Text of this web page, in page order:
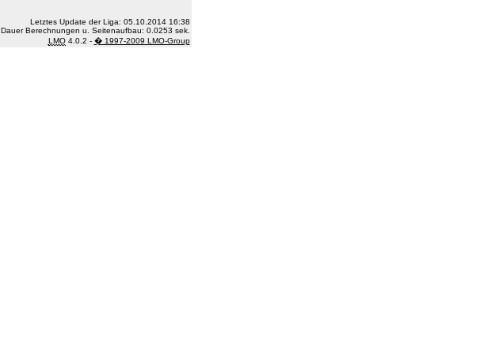
Letztes Update der Liga: 05.10.2014 16:38
Dauer Berechnungen u. Seitenaufbau: 0.0253 sek.
LMO4.0.2 - � 1997-2009 LMO-Group